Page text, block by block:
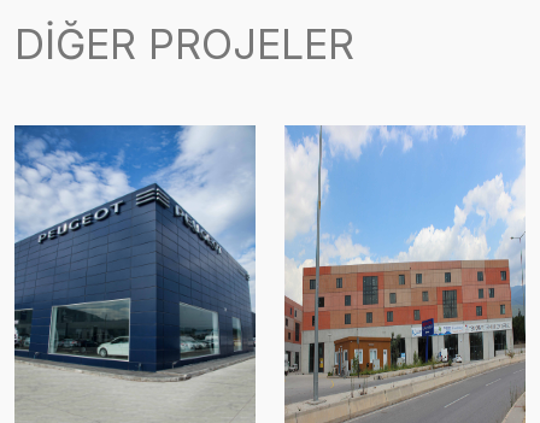
DİĞER PROJELER